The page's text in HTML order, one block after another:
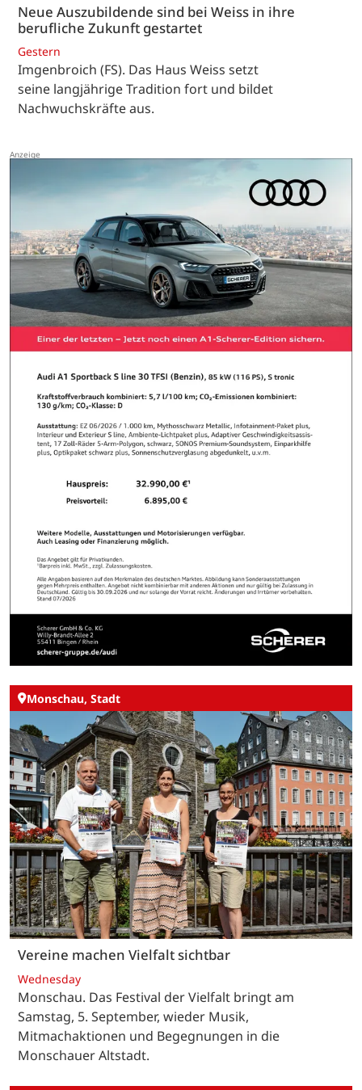
Neue Auszubildende sind bei Weiss in ihre
berufliche Zukunft gestartet
Gestern
Imgenbroich (FS). Das Haus Weiss setzt
seine langjährige Tradition fort und bildet
Nachwuchskräfte aus.
Monschau, Stadt
Vereine machen Vielfalt sichtbar
Wednesday
Monschau. Das Festival der Vielfalt bringt am
Samstag, 5. September, wieder Musik,
Mitmachaktionen und Begegnungen in die
Monschauer Altstadt.